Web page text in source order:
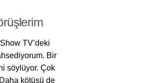
TV’deki
Bir
söylüyor. Çok
kötüsü de